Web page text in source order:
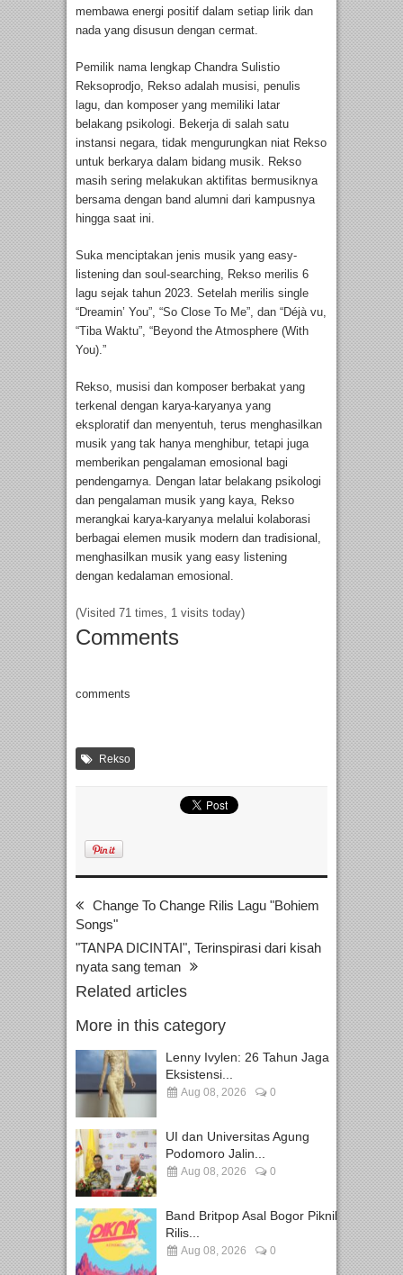
membawa energi positif dalam setiap lirik dan
nada yang disusun dengan cermat.
Pemilik nama lengkap Chandra Sulistio
Reksoprodjo, Rekso adalah musisi, penulis
lagu, dan komposer yang memiliki latar
belakang psikologi. Bekerja di salah satu
instansi negara, tidak mengurungkan niat Rekso
untuk berkarya dalam bidang musik. Rekso
masih sering melakukan aktifitas bermusiknya
bersama dengan band alumni dari kampusnya
hingga saat ini.
Suka menciptakan jenis musik yang easy-
listening dan soul-searching, Rekso merilis 6
lagu sejak tahun 2023. Setelah merilis single
“Dreamin’ You”, “So Close To Me”, dan “Déjà vu,
“Tiba Waktu”, “Beyond the Atmosphere (With
You).”
Rekso, musisi dan komposer berbakat yang
terkenal dengan karya-karyanya yang
eksploratif dan menyentuh, terus menghasilkan
musik yang tak hanya menghibur, tetapi juga
memberikan pengalaman emosional bagi
pendengarnya. Dengan latar belakang psikologi
dan pengalaman musik yang kaya, Rekso
merangkai karya-karyanya melalui kolaborasi
berbagai elemen musik modern dan tradisional,
menghasilkan musik yang easy listening
dengan kedalaman emosional.
(Visited 71 times, 1 visits today)
Comments
comments
Rekso
Change To Change Rilis Lagu "Bohiem
Songs"
"TANPA DICINTAI", Terinspirasi dari kisah
nyata sang teman
Related articles
More in this category
Lenny Ivylen: 26 Tahun Jaga
Eksistensi...
Aug 08, 2026 0
UI dan Universitas Agung
Podomoro Jalin...
Aug 08, 2026 0
Band Britpop Asal Bogor Piknik
Rilis...
Aug 08, 2026 0